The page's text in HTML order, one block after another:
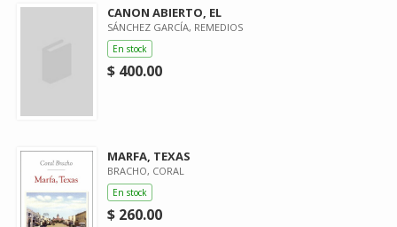
CANON ABIERTO, EL
SÁNCHEZ GARCÍA, REMEDIOS
En stock
$ 400.00
MARFA, TEXAS
BRACHO, CORAL
En stock
$ 260.00